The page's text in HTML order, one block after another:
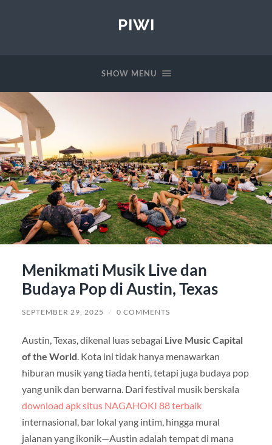
PIWI
SHOW MENU
Menikmati Musik Live dan
Budaya Pop di Austin, Texas
SEPTEMBER 29, 2025 / 0 COMMENTS
Austin, Texas, dikenal luas sebagai Live Music Capital
of the World. Kota ini tidak hanya menawarkan
hiburan musik yang tiada henti, tetapi juga budaya pop
yang unik dan berwarna. Dari festival musik berskala
download apk situs NAGAHOKI 88 terbaik
internasional, bar lokal yang intim, hingga mural
jalanan yang ikonik—Austin adalah tempat di mana